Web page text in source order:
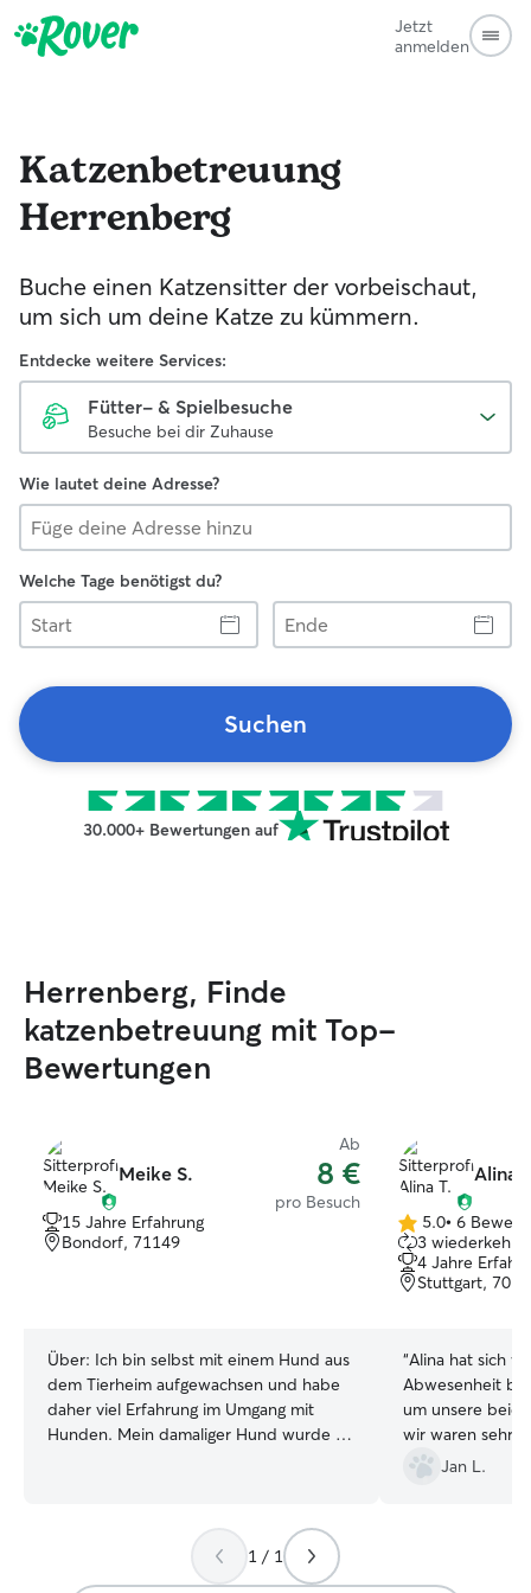
Jetzt
anmelden
Katzenbetreuung
Herrenberg
Buche einen Katzensitter der vorbeischaut,
um sich um deine Katze zu kümmern.
Entdecke weitere Services:
Fütter- & Spielbesuche
Besuche bei dir Zuhause
Wie lautet deine Adresse?
Welche Tage benötigst du?
Start
Ende
Suchen
30.000+ Bewertungen auf
Herrenberg, Finde
katzenbetreuung mit Top-
Bewertungen
Meike S.
Ab
8 €
pro Besuch
15 Jahre Erfahrung
Bondorf, 71149
Über: Ich bin selbst mit einem Hund aus
dem Tierheim aufgewachsen und habe
daher viel Erfahrung im Umgang mit
Hunden. Mein damaliger Hund wurde 15
um mir einen eigenen Hund zu holen.
Euer Glück, weil ich daher gerne mit
euren Vierbeinern Gassi gehe oder Sie
Alina
5.0
von
5
Sternen
5.0• 6
3
4 Jahre
Stuttgart,
“Alina hat sich
Abwesenheit
um unsere
wir waren sehr
Betreuung.
Jan L.
1 / 1